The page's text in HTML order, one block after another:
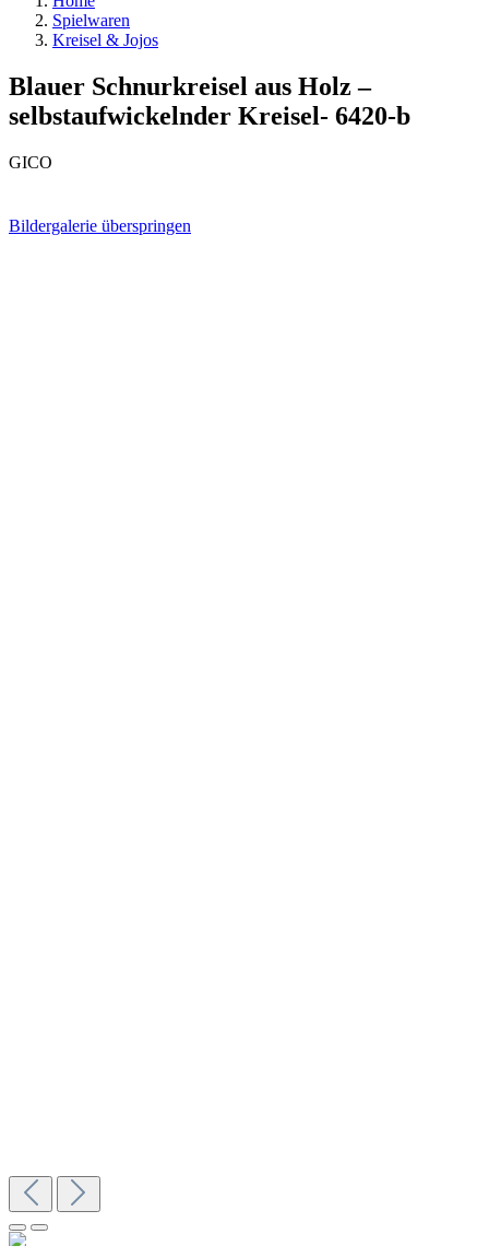
Spielwaren
Kreisel & Jojos
Blauer Schnurkreisel aus Holz –
selbstaufwickelnder Kreisel- 6420-b
GICO
Bildergalerie überspringen